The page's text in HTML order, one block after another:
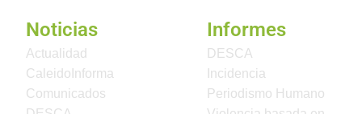
Noticias
Actualidad
CaleidoInforma
Comunicados
Informes
DESCA
Incidencia
Periodismo Humano